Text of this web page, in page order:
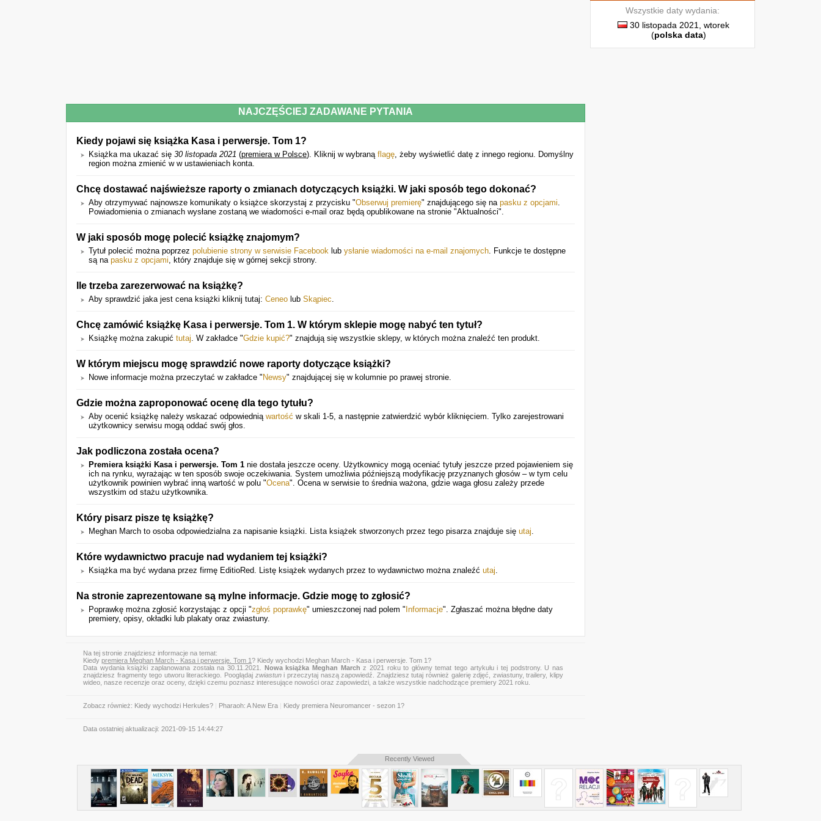
NAJCZĘŚCIEJ ZADAWANE PYTANIA
Kiedy pojawi się książka Kasa i perwersje. Tom 1?
Książka ma ukazać się 30 listopada 2021 (premiera w Polsce). Kliknij w wybraną flagę, żeby wyświetlić datę z innego regionu. Domyślny
region można zmienić w w ustawieniach konta.
Chcę dostawać najświeższe raporty o zmianach dotyczących książki. W jaki sposób tego dokonać?
Aby otrzymywać najnowsze komunikaty o książce skorzystaj z przycisku "Obserwuj premierę" znajdującego się na pasku z opcjami.
Powiadomienia o zmianach wysłane zostaną we wiadomości e-mail oraz będą opublikowane na stronie "Aktualności".
W jaki sposób mogę polecić książkę znajomym?
Tytuł polecić można poprzez polubienie strony w serwisie Facebook lub ysłanie wiadomości na e-mail znajomych. Funkcje te dostępne
są na pasku z opcjami, który znajduje się w górnej sekcji strony.
Ile trzeba zarezerwować na książkę?
Aby sprawdzić jaka jest cena książki kliknij tutaj: Ceneo lub Skąpiec.
Chcę zamówić książkę Kasa i perwersje. Tom 1. W którym sklepie mogę nabyć ten tytuł?
Książkę można zakupić tutaj. W zakładce "Gdzie kupić?" znajdują się wszystkie sklepy, w których można znaleźć ten produkt.
W którym miejscu mogę sprawdzić nowe raporty dotyczące książki?
Nowe informacje można przeczytać w zakładce " Newsy" znajdującej się w kolumnie po prawej stronie.
Gdzie można zaproponować ocenę dla tego tytułu?
Aby ocenić książkę należy wskazać odpowiednią wartość w skali 1-5, a następnie zatwierdzić wybór kliknięciem. Tylko zarejestrowani
użytkownicy serwisu mogą oddać swój głos.
Jak podliczona została ocena?
Premiera książki Kasa i perwersje. Tom 1 nie dostała jeszcze oceny. Użytkownicy mogą oceniać tytuły jeszcze przed pojawieniem się
ich na rynku, wyrażając w ten sposób swoje oczekiwania. System umożliwia późniejszą modyfikację przyznanych głosów – w tym celu
użytkownik powinien wybrać inną wartość w polu "Ocena". Ocena w serwisie to średnia ważona, gdzie waga głosu zależy przede
wszystkim od stażu użytkownika.
Który pisarz pisze tę książkę?
Meghan March to osoba odpowiedzialna za napisanie książki. Lista książek stworzonych przez tego pisarza znajduje się utaj.
Które wydawnictwo pracuje nad wydaniem tej książki?
Książka ma być wydana przez firmę EditioRed. Listę książek wydanych przez to wydawnictwo można znaleźć utaj.
Na stronie zaprezentowane są mylne informacje. Gdzie mogę to zgłosić?
Poprawkę można zgłosić korzystając z opcji "zgłoś poprawkę" umieszczonej nad polem " Informacje". Zgłaszać można błędne daty
premiery, opisy, okładki lub plakaty oraz zwiastuny.
Na tej stronie znajdziesz informacje na temat:
Kiedy premiera Meghan March - Kasa i perwersje. Tom 1? Kiedy wychodzi Meghan March - Kasa i perwersje. Tom 1?
Data wydania książki zaplanowana została na 30.11.2021. Nowa książka Meghan March z 2021 roku to główny temat tego artykułu i tej podstrony. U nas
znajdziesz fragmenty tego utworu literackiego. Pooglądaj zwiastuni przeczytaj naszą zapowiedź. Znajdziesz tutaj również galerię zdjęć, zwiastuny, trailery, klipy
wideo, nasze recenzje oraz oceny, dzięki czemu poznasz interesujące nowości oraz zapowiedzi, a także wszystkie nadchodzące premiery 2021 roku.
Zobacz również: Kiedy wychodzi Herkules? Pharaoh: A New Era Kiedy premiera Neuromancer - sezon 1?
Data ostatniej aktualizacji: 2021-09-15 14:44:27
Wszystkie daty wydania:
30 listopada 2021, wtorek
(polska data)
Recently Viewed